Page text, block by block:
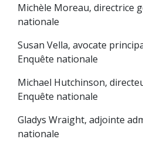
Michèle Moreau, directrice
nationale
Susan Vella, avocate
Enquête nationale
Michael Hutchinson,
Enquête nationale
Gladys Wraight, adjointe
nationale